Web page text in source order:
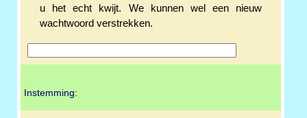
u het echt kwijt. We kunnen wel een nieuw
wachtwoord verstrekken.
Instemming: